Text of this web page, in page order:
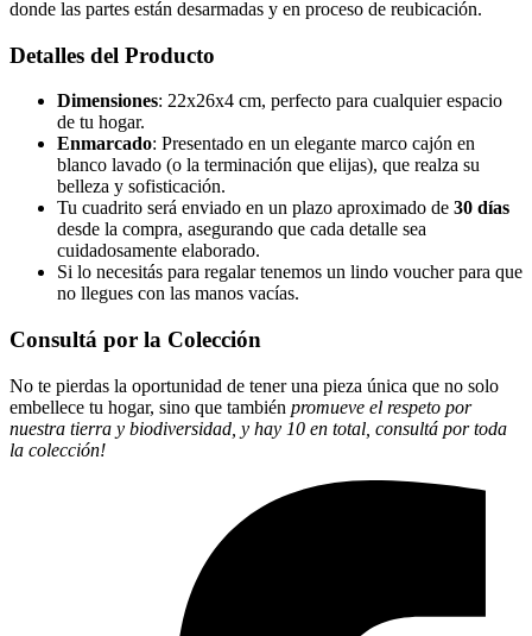
donde las partes están desarmadas y en proceso de reubicación.
Detalles del Producto
Dimensiones: 22x26x4 cm, perfecto para cualquier espacio
de tu hogar.
Enmarcado: Presentado en un elegante marco cajón en
blanco lavado (o la terminación que elijas), que realza su
belleza y sofisticación.
Tu cuadrito será enviado en un plazo aproximado de 30 días
desde la compra, asegurando que cada detalle sea
cuidadosamente elaborado.
Si lo necesitás para regalar tenemos un lindo voucher para que
no llegues con las manos vacías.
Consultá por la Colección
No te pierdas la oportunidad de tener una pieza única que no solo
embellece tu hogar, sino que también promueve el respeto por
nuestra tierra y biodiversidad, y hay 10 en total, consultá por toda
la colección!